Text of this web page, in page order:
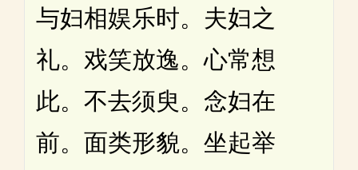
与妇相娱乐时。夫妇之
礼。戏笑放逸。心常想
此。不去须臾。念妇在
前。面类形貌。坐起举